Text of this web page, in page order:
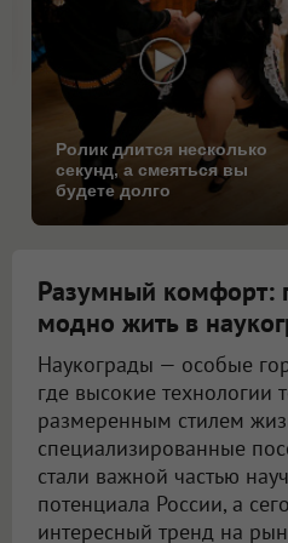
Ролик длится несколько
секунд, а смеяться вы
будете долго
Разумный комфорт:
модно жить в
Наукограды — особые
где высокие технологии
размеренным стилем
специализированные
стали важной частью
потенциала России, а
интересный тренд на